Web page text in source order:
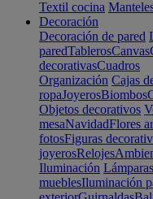
Textil cocina
Decoración
Decoración de pared
paredTablerosCanvas
decorativasCuadros
Organización Cajas
ropaJoyerosBiombos
Objetos decorativos
mesaNavidadFlores
fotosFiguras
joyerosRelojes
Iluminación Lámparas
mueblesIluminación